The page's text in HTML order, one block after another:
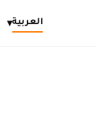
العربية▾